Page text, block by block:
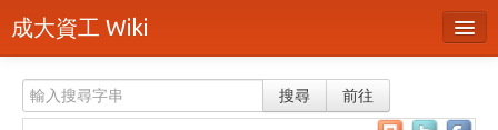
成大資工 Wiki
分類
搜尋 前往